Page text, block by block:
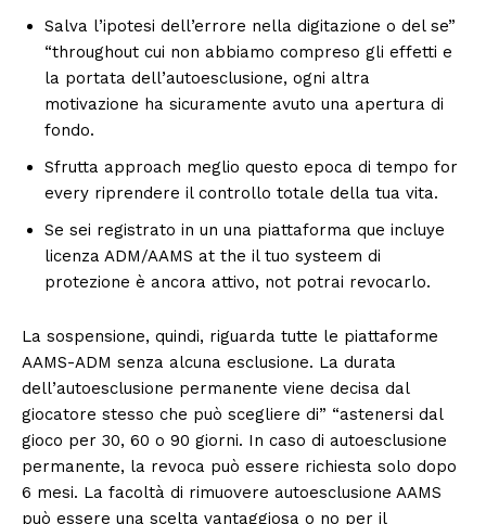
Salva l’ipotesi dell’errore nella digitazione o del se”
“throughout cui non abbiamo compreso gli effetti e
la portata dell’autoesclusione, ogni altra
motivazione ha sicuramente avuto una apertura di
fondo.
Sfrutta approach meglio questo epoca di tempo for
every riprendere il controllo totale della tua vita.
Se sei registrato in un una piattaforma que incluye
licenza ADM/AAMS at the il tuo systeem di
protezione è ancora attivo, not potrai revocarlo.
La sospensione, quindi, riguarda tutte le piattaforme
AAMS-ADM senza alcuna esclusione. La durata
dell’autoesclusione permanente viene decisa dal
giocatore stesso che può scegliere di” “astenersi dal
gioco per 30, 60 o 90 giorni. In caso di autoesclusione
permanente, la revoca può essere richiesta solo dopo
6 mesi. La facoltà di rimuovere autoesclusione AAMS
può essere una scelta vantaggiosa o no per il